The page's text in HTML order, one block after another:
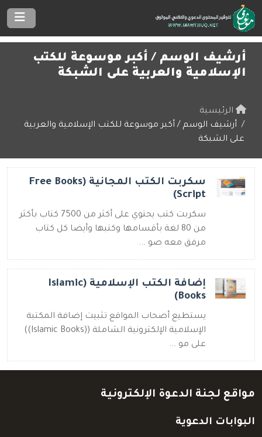
أرشيف الوسم / أكبر موسوعة للكتب
الإسلامية والعربية على الشبكة
الرئيسية
أرشيف الوسم / أكبر موسوعة للكتب الإسلامية والعربية
على الشبكة
سكربت الكتب المجانية (Free Books
Script)
سكربت كتب يحتوي على أكثر من 7500 كتاب بأكثر
من 80 لغة بأقسامها وكتبها وأيضا كل كتاب
مرفق معه صو ...
إضافة الكتب الإسلامية (Islamic
Books)
يستطيع أصحاب المواقع تثبيت إضافة المكتبة
الإسلامية الإلكترونية الشاملة ((Islamic Books))
على مو ...
مواقع لجنة الدعوة الإلكترونية
البوابات الدعوية